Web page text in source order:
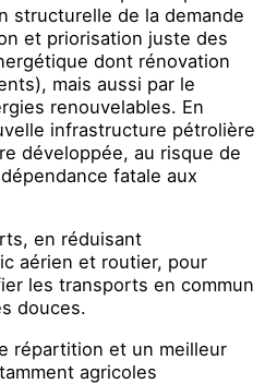
structurelle de la demande
et priorisation juste des
dont rénovation
mais aussi par le
renouvelables. En
infrastructure pétrolière
développée, au risque de
fatale aux
en réduisant
aérien et routier, pour
les transports en commun
douces.
répartition et un meilleur
agricoles